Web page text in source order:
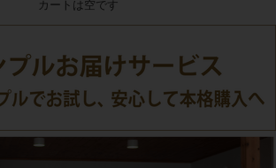
カートは空です